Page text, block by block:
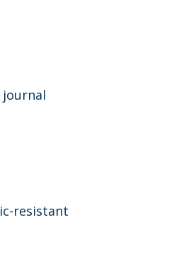
journal
resistant